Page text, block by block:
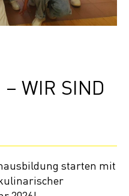
– WIR SIND
starten mit